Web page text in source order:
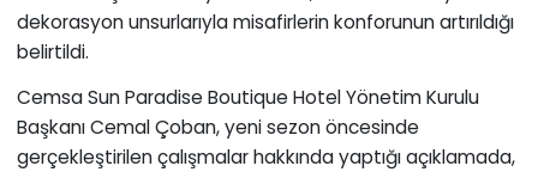
dekorasyon unsurlarıyla misafirlerin konforunun artırıldığı
belirtildi.
Cemsa Sun Paradise Boutique Hotel Yönetim Kurulu
Başkanı Cemal Çoban, yeni sezon öncesinde
gerçekleştirilen çalışmalar hakkında yaptığı açıklamada,